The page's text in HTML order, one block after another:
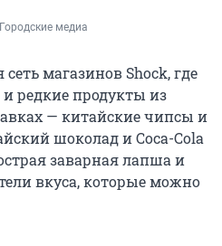
медиа
магазинов Shock, где
редкие продукты из
— китайские чипсы и
шоколад и Coca-Cola
заварная лапша и
вкуса, которые можно